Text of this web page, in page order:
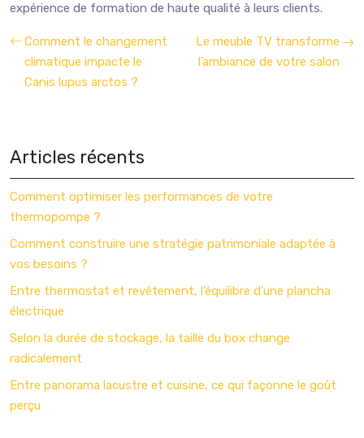
expérience de formation de haute qualité à leurs clients.
Comment le changement
climatique impacte le
Canis lupus arctos ?
Le meuble TV transforme
l’ambiance de votre salon
Articles récents
Comment optimiser les performances de votre
thermopompe ?
Comment construire une stratégie patrimoniale adaptée à
vos besoins ?
Entre thermostat et revêtement, l’équilibre d’une plancha
électrique
Selon la durée de stockage, la taille du box change
radicalement
Entre panorama lacustre et cuisine, ce qui façonne le goût
perçu